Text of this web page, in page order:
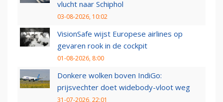
vlucht naar Schiphol
03-08-2026, 10:02
VisionSafe wijst Europese airlines op
gevaren rook in de cockpit
01-08-2026, 8:00
Donkere wolken boven IndiGo:
prijsvechter doet widebody-vloot weg
31-07-2026, 22:01